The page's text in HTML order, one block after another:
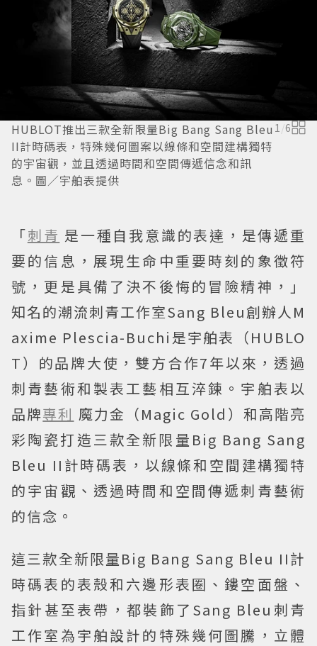
HUBLOT推出三款全新限量Big Bang Sang Bleu
II計時碼表，特殊幾何圖案以線條和空間建構獨特
的宇宙觀，並且透過時間和空間傳遞信念和訊
息。圖／宇舶表提供
1/6
「刺青 是一種自我意識的表達，是傳遞重
要的信息，展現生命中重要時刻的象徵符
號，更是具備了決不後悔的冒險精神，」
知名的潮流刺青工作室Sang Bleu創辦人M
axime Plescia-Buchi是宇舶表（HUBLO
T）的品牌大使，雙方合作7年以來，透過
刺青藝術和製表工藝相互淬鍊。宇舶表以
品牌專利 魔力金（Magic Gold）和高階亮
彩陶瓷打造三款全新限量Big Bang Sang
Bleu II計時碼表，以線條和空間建構獨特
的宇宙觀、透過時間和空間傳遞刺青藝術
的信念。
這三款全新限量Big Bang Sang Bleu II計
時碼表的表殼和六邊形表圈、鏤空面盤、
指針甚至表帶，都裝飾了Sang Bleu刺青
工作室為宇舶設計的特殊幾何圖騰，立體